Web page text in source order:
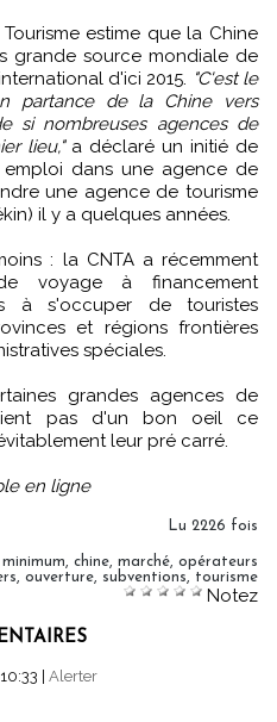
estime que la Chine
grande source mondiale de
d'ici 2015. "C'est le
partance de la Chine vers
si nombreuses agences de
lieu,"a déclaré un initié de
dans une agence de
une agence de tourisme
il y a quelques années.
: la CNTA a récemment
voyage à financement
à s'occuper de touristes
et régions frontières
spéciales.
grandes agences de
pas d'un bon oeil ce
leur pré carré.
en ligne
Lu 2226 fois
, chine, marché, opérateurs
, ouverture, subventions, tourisme
Notez
Alerter